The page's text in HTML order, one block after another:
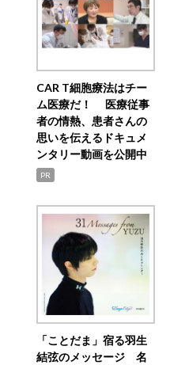
CAR T細胞療法はチー
ム医療だ！ 医療従事
者の情熱、患者さんの
思いを伝えるドキュメ
ンタリー動画を公開中
PR
「ことだま」宿る羽生
結弦のメッセージ 名